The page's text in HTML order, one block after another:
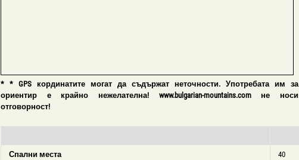
* * GPS кординатите могат да съдържат неточности. Употребата им за
ориентир е крайно нежелателна! www.bulgarian-mountains.com не носи
отговорност!
Спални места 40